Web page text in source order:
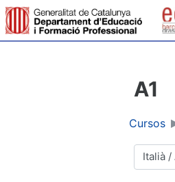
Salta al contenido principal
A1
Cursos